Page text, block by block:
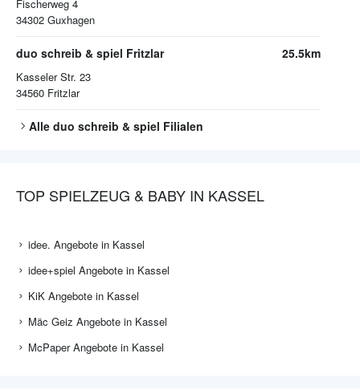
Fischerweg 4
34302 Guxhagen
duo schreib & spiel Fritzlar
Kasseler Str. 23
34560 Fritzlar
25.5km
Alle duo schreib & spiel Filialen
TOP SPIELZEUG & BABY IN KASSEL
idee. Angebote in Kassel
idee+spiel Angebote in Kassel
KiK Angebote in Kassel
Mäc Geiz Angebote in Kassel
McPaper Angebote in Kassel